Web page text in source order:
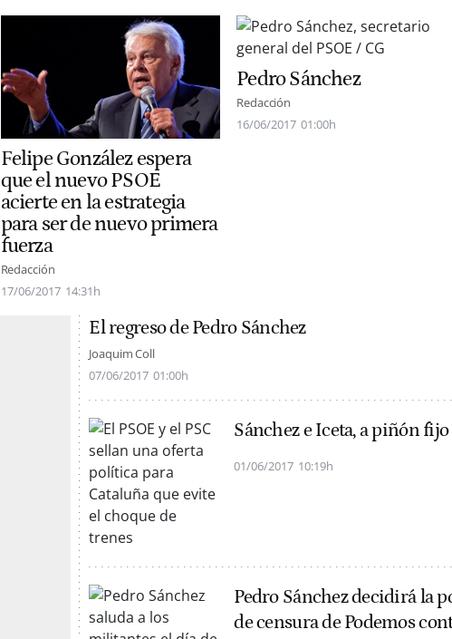
Felipe González espera
que el nuevo PSOE
acierte en la estrategia
para ser de nuevo primera
fuerza
Redacción
17/06/2017 14:31h
Pedro Sánchez
Redacción
16/06/2017 01:00h
El regreso de Pedro Sánchez
Joaquim Coll
07/06/2017 01:00h
Sánchez e Iceta, a piñón fijo
01/06/2017 10:19h
Pedro Sánchez decidirá la
de censura de Podemos